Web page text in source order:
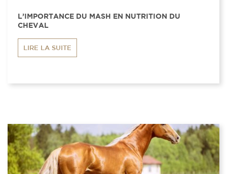
L’IMPORTANCE DU MASH EN NUTRITION DU
CHEVAL
LIRE LA SUITE